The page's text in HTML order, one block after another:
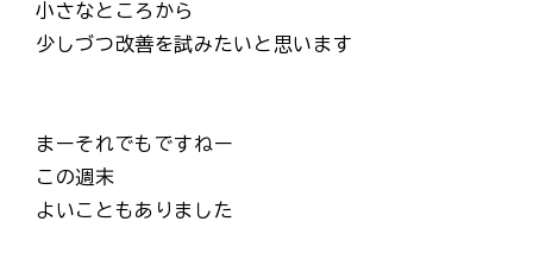
小さなところから
少しづつ改善を試みたいと思います
まーそれでもですねー
この週末
よいこともありました